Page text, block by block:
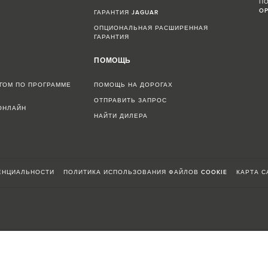
ПО ПРОГРАММЕ
ГАРАНТИЯ JAGUAR
ОПЦИОНАЛЬНАЯ РАСШИРЕННАЯ
ГАРАНТИЯ
ПОМОЩЬ
ПОМОЩЬ НА ДОРОГАХ
ОТПРАВИТЬ ЗАПРОС
НАЙТИ ДИЛЕРА
ПОЛИТИКА ИСПОЛЬЗОВАНИЯ ФАЙЛОВ COOKIE КАРТА